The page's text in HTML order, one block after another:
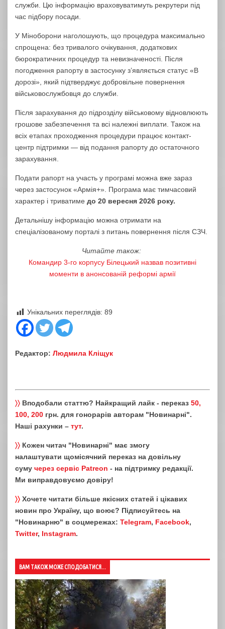
служби. Цю інформацію враховуватимуть рекрутери під
час підбору посади.
У Міноборони наголошують, що процедура максимально
спрощена: без тривалого очікування, додаткових
бюрократичних процедур та невизначеності. Після
погодження рапорту в застосунку з’являється статус «В
дорозі», який підтверджує добровільне повернення
військовослужбовця до служби.
Після зарахування до підрозділу військовому відновлюють
грошове забезпечення та всі належні виплати. Також на
всіх етапах проходження процедури працює контакт-
центр підтримки — від подання рапорту до остаточного
зарахування.
Подати рапорт на участь у програмі можна вже зараз
через застосунок «Армія+». Програма має тимчасовий
характер і триватиме до 20 вересня 2026 року.
Детальнішу інформацію можна отримати на
спеціалізованому порталі з питань повернення після СЗЧ.
Читайте також:
Командир 3-го корпусу Білецький назвав позитивні
моменти в анонсованій реформі армії
Унікальних переглядів: 89
Редактор: Людмила Кліщук
〉〉 Вподобали статтю? Найкращий лайк - переказ 50,
100, 200 грн. для гонорарів авторам "Новинарні".
Наші рахунки – тут.
〉〉 Кожен читач "Новинарні" має змогу
налаштувати щомісячний переказ на довільну
суму через сервіс Patreon - на підтримку редакції.
Ми виправдовуємо довіру!
〉〉 Хочете читати більше якісних статей і цікавих
новин про Україну, що воює? Підписуйтесь на
"Новинарню" в соцмережах: Telegram, Facebook,
Twitter, Instagram.
ВАМ ТАКОЖ МОЖЕ СПОДОБАТИСЯ...